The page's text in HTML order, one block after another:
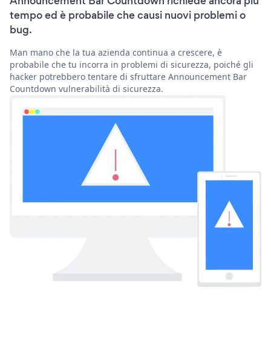
tempo ed è probabile che causi nuovi problemi o
bug.
Man mano che la tua azienda continua a crescere, è
probabile che tu incorra in problemi di sicurezza, poiché gli
hacker potrebbero tentare di sfruttare Announcement Bar
Countdown vulnerabilità di sicurezza.